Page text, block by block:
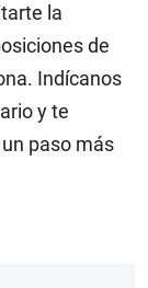
la
de
Indícanos
y te
paso más